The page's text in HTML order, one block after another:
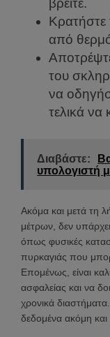
βρείτε.
Κρατήστε
από
του
να
τελικά
Διαβάστε:
υπολογιστή
Ακόμα και μετά τη
μέτρων, δεν
όπως φυσικές
πυρκαγιάς που
Επομένως, είναι
ασφαλείας και να
χρονικά
δεδομένα ακόμη και